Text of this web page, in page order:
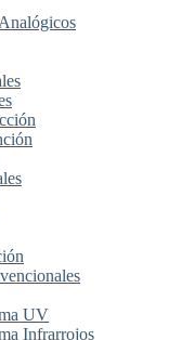
UV
Infrarrojos